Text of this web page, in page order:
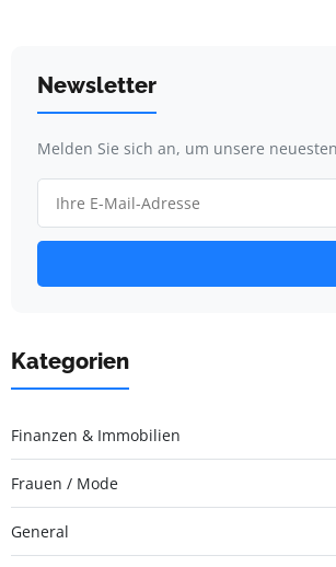
Newsletter
Melden Sie sich an, um unsere
Kategorien
Finanzen & Immobilien
Frauen / Mode
General